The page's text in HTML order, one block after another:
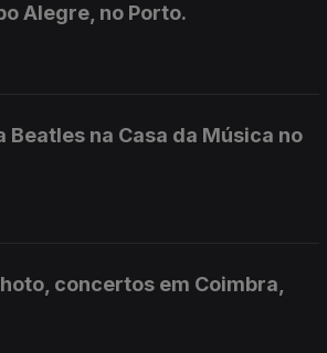
Alegre, no Porto.
Beatles na Casa da Música no
concertos em Coimbra,